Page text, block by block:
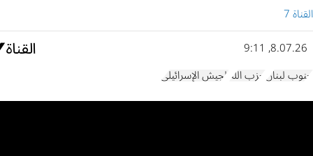
القناة 7
8.07.26, 9:11
جنوب لبنان حزب الله الجيش الإسرائيلي